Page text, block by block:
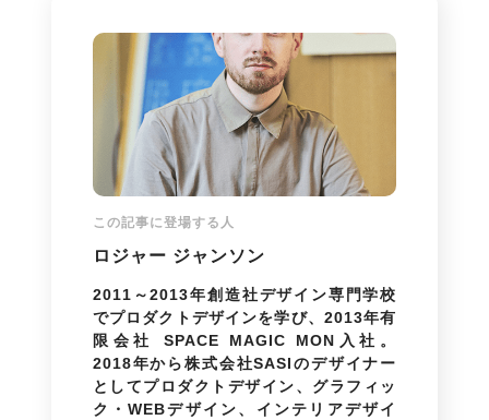
この記事に登場する人
ロジャー ジャンソン
2011～2013年創造社デザイン専門学校
でプロダクトデザインを学び、2013年有
限会社 SPACE MAGIC MON入社。
2018年から株式会社SASIのデザイナー
としてプロダクトデザイン、グラフィッ
ク・WEBデザイン、インテリアデザイ